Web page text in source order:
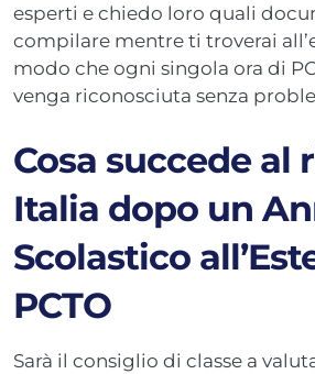
esperti e chiedo loro quali
compilare mentre ti troverai
modo che ogni singola ora di
venga riconosciuta senza
Cosa succede al
Italia dopo un
Scolastico
PCTO
Sarà il consiglio di classe a